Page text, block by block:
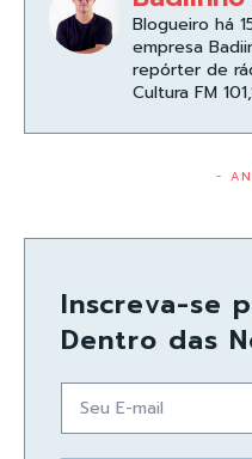
Blogueiro há
empresa
repórter de
Cultura FM
-
Inscreva-se
Dentro das